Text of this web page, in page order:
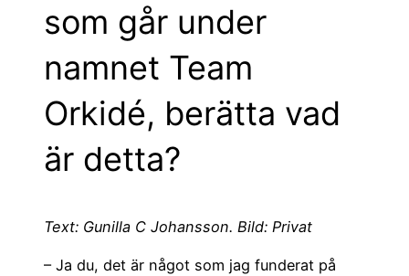
som går under
namnet Team
Orkidé, berätta vad
är detta?
Text: Gunilla C Johansson. Bild: Privat
– Ja du, det är något som jag funderat på